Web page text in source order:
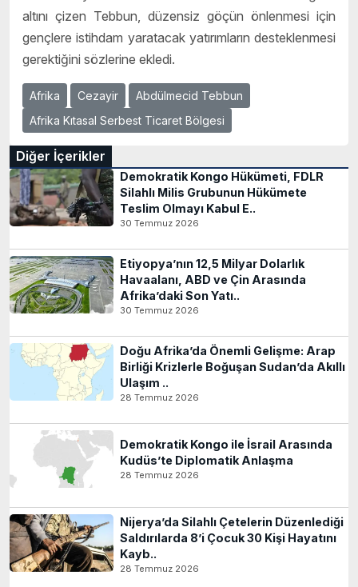
altını çizen Tebbun, düzensiz göçün önlenmesi için
gençlere istihdam yaratacak yatırımların desteklenmesi
gerektiğini sözlerine ekledi.
Afrika Cezayir
Abdülmecid Tebbun
Afrika Kıtasal Serbest Ticaret Bölgesi
Diğer İçerikler
Demokratik Kongo Hükümeti, FDLR
Silahlı Milis Grubunun Hükümete
Teslim Olmayı Kabul E..
30 Temmuz 2026
Etiyopya’nın 12,5 Milyar Dolarlık
Havaalanı, ABD ve Çin Arasında
Afrika’daki Son Yatı..
30 Temmuz 2026
Doğu Afrika’da Önemli Gelişme: Arap
Birliği Krizlerle Boğuşan Sudan’da Akıllı
Ulaşım ..
28 Temmuz 2026
Demokratik Kongo ile İsrail Arasında
Kudüs’te Diplomatik Anlaşma
28 Temmuz 2026
Nijerya’da Silahlı Çetelerin Düzenlediği
Saldırılarda 8’i Çocuk 30 Kişi Hayatını
Kayb..
28 Temmuz 2026